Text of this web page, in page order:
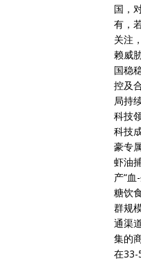
国，
有，
关注
赖威
国稳
控及
局持
科技
科技
豪专
虾油
产“
糖饮
群规
通渠
集的
在33-